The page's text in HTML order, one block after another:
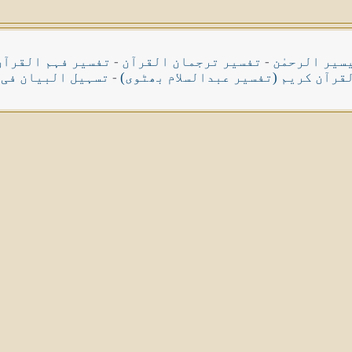
الرحمٰن - تفسیر ترجمان القرآن - تفسیر فہم
کریم (تفسیر عبدالسلام بھٹوی) - تسہیل البیان